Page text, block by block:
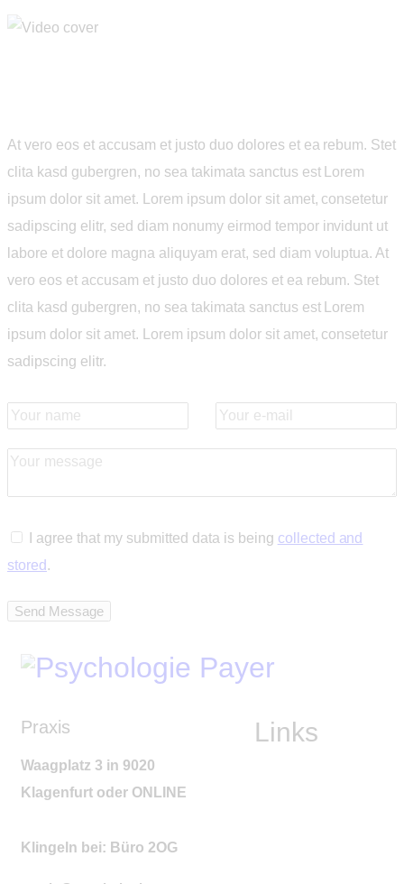
At vero eos et accusam et justo duo dolores et ea rebum. Stet
clita kasd gubergren, no sea takimata sanctus est Lorem
ipsum dolor sit amet. Lorem ipsum dolor sit amet, consetetur
sadipscing elitr, sed diam nonumy eirmod tempor invidunt ut
labore et dolore magna aliquyam erat, sed diam voluptua. At
vero eos et accusam et justo duo dolores et ea rebum. Stet
clita kasd gubergren, no sea takimata sanctus est Lorem
ipsum dolor sit amet. Lorem ipsum dolor sit amet, consetetur
sadipscing elitr.
I agree that my submitted data is being collected and
stored .
Send Message
Praxis
Waagplatz 3 in 9020
Klagenfurt oder ONLINE
Klingeln bei: Büro 2OG
Links